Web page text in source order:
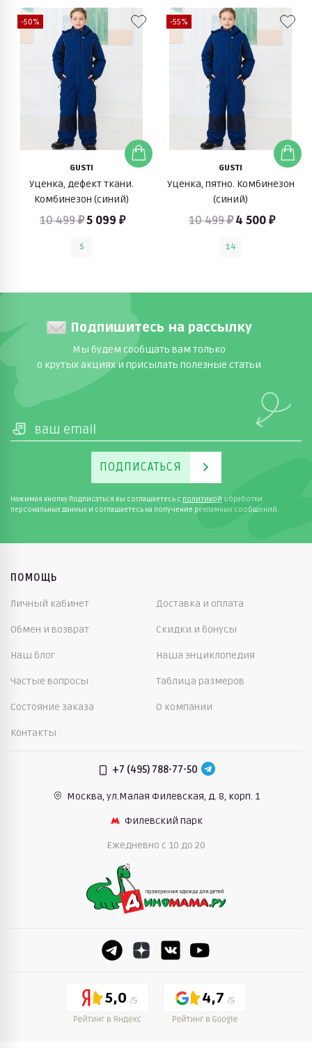
-50%
GUSTI
Уценка, дефект ткани.
Комбинезон (синий)
10 499 ₽5 099 ₽
5
-55%
GUSTI
Уценка, пятно. Комбинезон
(синий)
10 499 ₽ 4 500 ₽
14
Подпишитесь на рассылку
Мы будем сообщать вам только
о крутых акциях и присылать полезные статьи
ПОДПИСАТЬСЯ
Нажимая кнопку Подписаться вы соглашаетесь с политикой обработки
персональных данных и соглашаетесь на получение рекламных сообщений.
ПОМОЩЬ
Личный кабинет Доставка и оплата
Обмен и возврат Скидки и бонусы
Наш блог Наша энциклопедия
Частые вопросы Таблица размеров
Состояние заказа О компании
Контакты
+7 (495) 788-77-50
Москва, ул.Малая Филевская, д. 8, корп. 1
Филевский парк
Ежедневно c 10 до 20
5,0 4,7